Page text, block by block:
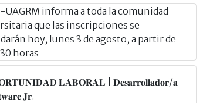
UAGRM informa a toda la comunidad
que las inscripciones se
hoy, lunes 3 de agosto, a partir de
horas
𝐋𝐀𝐁𝐎𝐑𝐀𝐋 | 𝐃𝐞𝐬𝐚𝐫𝐫𝐨𝐥𝐥𝐚𝐝𝐨𝐫/𝐚
𝐉𝐫.